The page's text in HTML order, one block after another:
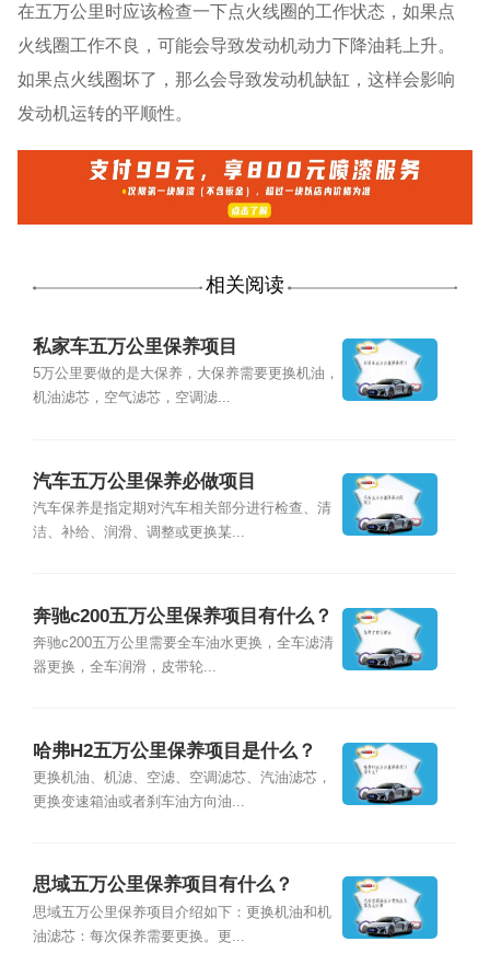
在五万公里时应该检查一下点火线圈的工作状态，如果点
火线圈工作不良，可能会导致发动机动力下降油耗上升。
如果点火线圈坏了，那么会导致发动机缺缸，这样会影响
发动机运转的平顺性。
相关阅读
私家车五万公里保养项目
5万公里要做的是大保养，大保养需要更换机油，
机油滤芯，空气滤芯，空调滤...
汽车五万公里保养必做项目
汽车保养是指定期对汽车相关部分进行检查、清
洁、补给、润滑、调整或更换某...
奔驰c200五万公里保养项目有什么？
奔驰c200五万公里需要全车油水更换，全车滤清
器更换，全车润滑，皮带轮...
哈弗H2五万公里保养项目是什么？
更换机油、机滤、空滤、空调滤芯、汽油滤芯，
更换变速箱油或者刹车油方向油...
思域五万公里保养项目有什么？
思域五万公里保养项目介绍如下：更换机油和机
油滤芯：每次保养需要更换。更...